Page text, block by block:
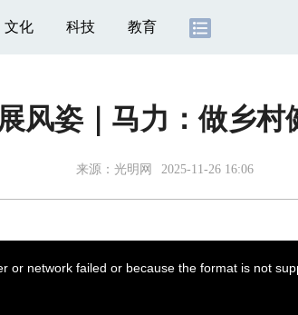
文化 科技 教育
风姿｜马力：做乡村
来源： 光明网 2025-11-26 16:06
network failed or because the format is not